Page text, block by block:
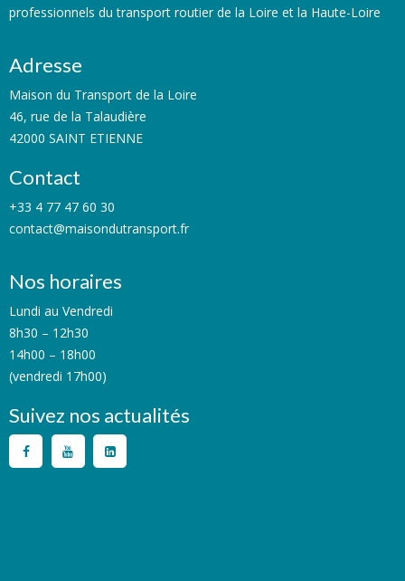
professionnels du transport routier de la Loire et la Haute-Loire
Adresse
Maison du Transport de la Loire
46, rue de la Talaudière
42000 SAINT ETIENNE
Contact
+33 4 77 47 60 30
contact@maisondutransport.fr
Nos horaires
Lundi au Vendredi
8h30 – 12h30
14h00 – 18h00
(vendredi 17h00)
Suivez nos actualités